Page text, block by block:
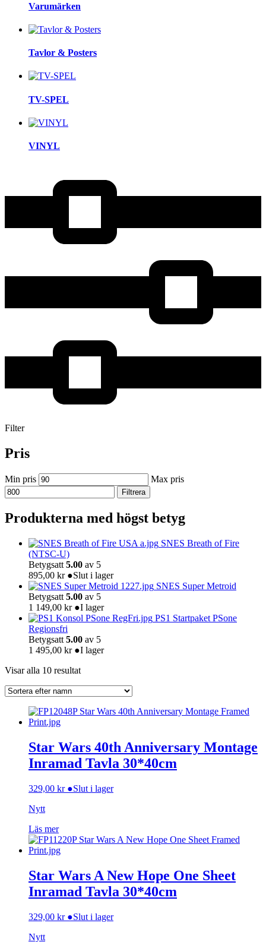
Varumärken
Tavlor & Posters
TV-SPEL
VINYL
Filter
Pris
Min pris Max pris
Filtrera
Produkterna med högst betyg
SNES Breath of Fire
(NTSC-U)
Betygsatt 5.00 av 5
895,00 kr ●Slut i lager
SNES Super Metroid
Betygsatt 5.00 av 5
1 149,00 kr ●I lager
PS1 Startpaket PSone
Regionsfri
Betygsatt 5.00 av 5
1 495,00 kr ●I lager
Visar alla 10 resultat
Star Wars 40th Anniversary Montage
Inramad Tavla 30*40cm
329,00 kr ●Slut i lager
Nytt
Läs mer
Star Wars A New Hope One Sheet
Inramad Tavla 30*40cm
329,00 kr ●Slut i lager
Nytt